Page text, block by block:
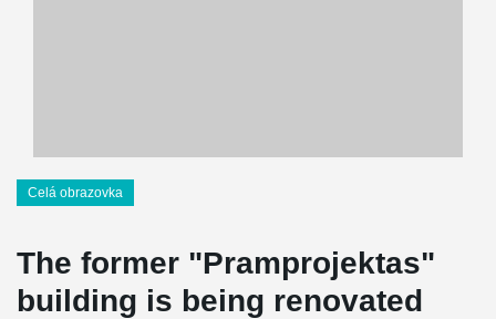
Celá obrazovka
The former "Pramprojektas"
building is being renovated